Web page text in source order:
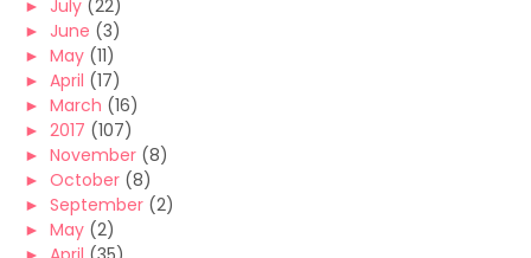
► July (22)
► June (3)
► May (11)
► April (17)
► March (16)
► 2017 (107)
► November (8)
► October (8)
► September (2)
► May (2)